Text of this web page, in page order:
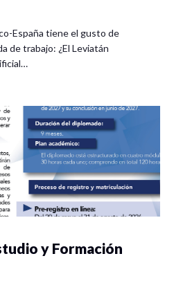
España tiene el gusto de
de trabajo: ¿El Leviatán
y Formación